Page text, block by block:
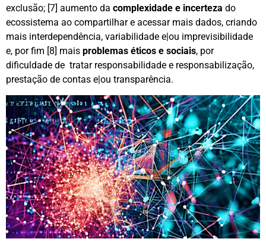
exclusão; [7] aumento da complexidade e incerteza do
ecossistema ao compartilhar e acessar mais dados, criando
mais interdependência, variabilidade e|ou imprevisibilidade
e, por fim [8] mais problemas éticos e sociais, por
dificuldade de tratar responsabilidade e responsabilização,
prestação de contas e|ou transparência.